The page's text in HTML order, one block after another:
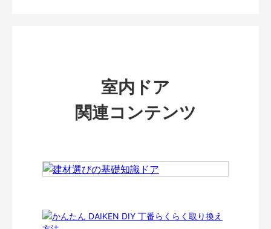
室内ドア
関連コンテンツ